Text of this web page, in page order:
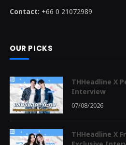
Contact: +66 0 21072989
OUR PICKS
THHeadline X
Interview
07/08/2026
THHeadline X